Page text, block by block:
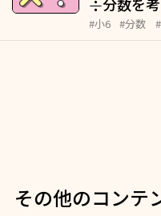
÷
#小6 #分数
その他のコンテ